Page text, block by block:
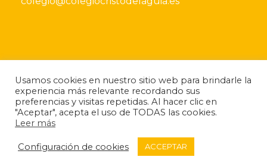
centro, por favor, no dude ponerse en contacto
con nosotros.
Si lo desea también puede descargarse nuestro
folletoinformativo.
Usamos cookies en nuestro sitio web para brindarle la
experiencia más relevante recordando sus
preferencias y visitas repetidas. Al hacer clic en
"Aceptar", acepta el uso de TODAS las cookies.
Leer más
Configuración de cookies ACCEPTAR